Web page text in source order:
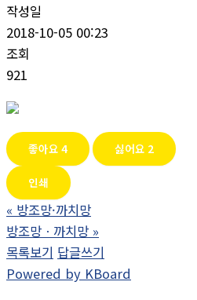
작성일
2018-10-05 00:23
조회
921
좋아요 4 싫어요 2
인쇄
« 방조망·까치망
방조망ㆍ까치망 »
목록보기 답글쓰기
Powered by KBoard